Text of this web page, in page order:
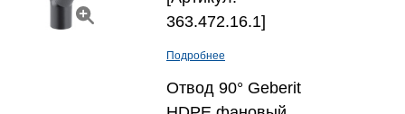
363.472.16.1]
Подробнее
Отвод 90° Geberit